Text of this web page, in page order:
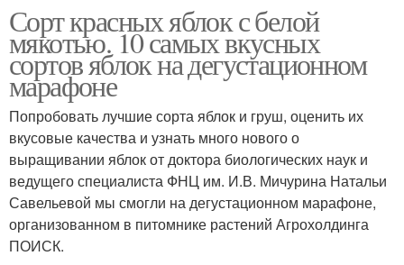
Крупноплодные сорта Низкорослые сорта
Морозоустойчивые
сорта
Сорта для татарстана
Зимостойкие сорта Самоплодные сорта
Сорт красных яблок с белой
мякотью. 10 самых вкусных
сортов яблок на дегустационном
марафоне
Попробовать лучшие сорта яблок и груш, оценить их
вкусовые качества и узнать много нового о
выращивании яблок от доктора биологических наук и
ведущего специалиста ФНЦ им. И.В. Мичурина Натальи
Савельевой мы смогли на дегустационном марафоне,
организованном в питомнике растений Агрохолдинга
ПОИСК.